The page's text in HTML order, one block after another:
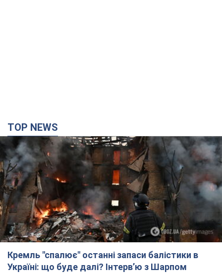
TOP NEWS
Кремль "спалює" останні запаси балістики в
Україні: що буде далі? Інтерв’ю з Шарпом